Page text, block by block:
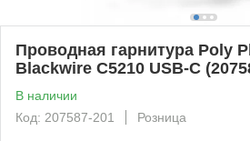
Проводная гарнитура Poly
Blackwire C5210 USB-C
В наличии
Код: 207587-201
Розница